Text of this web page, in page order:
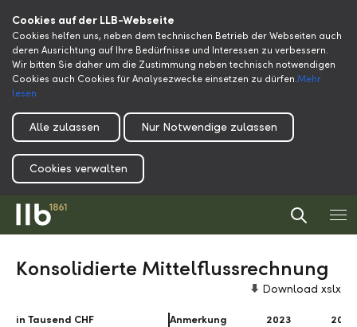
Cookies auf der LLB-Webseite
Cookies helfen uns, neben dem technischen Betrieb der Webseiten auch
deren Ausrichtung auf Ihre Bedürfnisse und Interessen zu verbessern.
Wir bitten Sie daher um die Zustimmung neben technisch notwendigen
Cookies auch Cookies für Analysezwecke einsetzen zu dürfen.Mehr
lesen
Alle zulassen Nur Notwendige zulassen
Cookies verwalten
Konsolidierte Mittelflussrechnung
Download xslx
in Tausend CHF Anmerkung 2023 2022
in Tausend CHF